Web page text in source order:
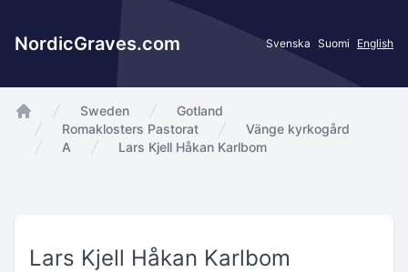
NordicGraves.com Svenska Suomi English
app.Start
Sweden
Gotland
Romaklosters Pastorat
Vänge kyrkogård
A
Lars Kjell Håkan Karlbom
Lars Kjell Håkan Karlbom